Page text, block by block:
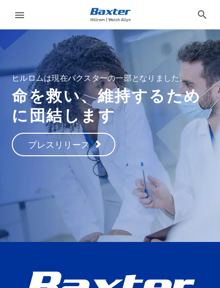
language 国
製品
ニュース
Baxter.com
ン
ア
ウ
ト
language 国
製品
お問い合わせ
menu search
ヒルロムは現在バクスターの一部となりました。
命を救い、維持するため
に団結します
プレスリリース